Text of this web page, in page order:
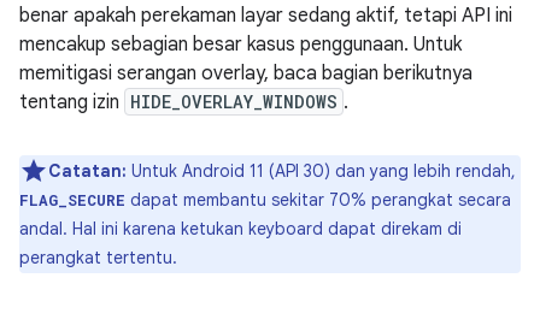
benar apakah perekaman layar sedang aktif, tetapi API ini
mencakup sebagian besar kasus penggunaan. Untuk
memitigasi serangan overlay, baca bagian berikutnya
tentang izin HIDE_OVERLAY_WINDOWS .
Catatan: Untuk Android 11 (API 30) dan yang lebih rendah,
FLAG_SECURE dapat membantu sekitar 70% perangkat secara
andal. Hal ini karena ketukan keyboard dapat direkam di
perangkat tertentu.